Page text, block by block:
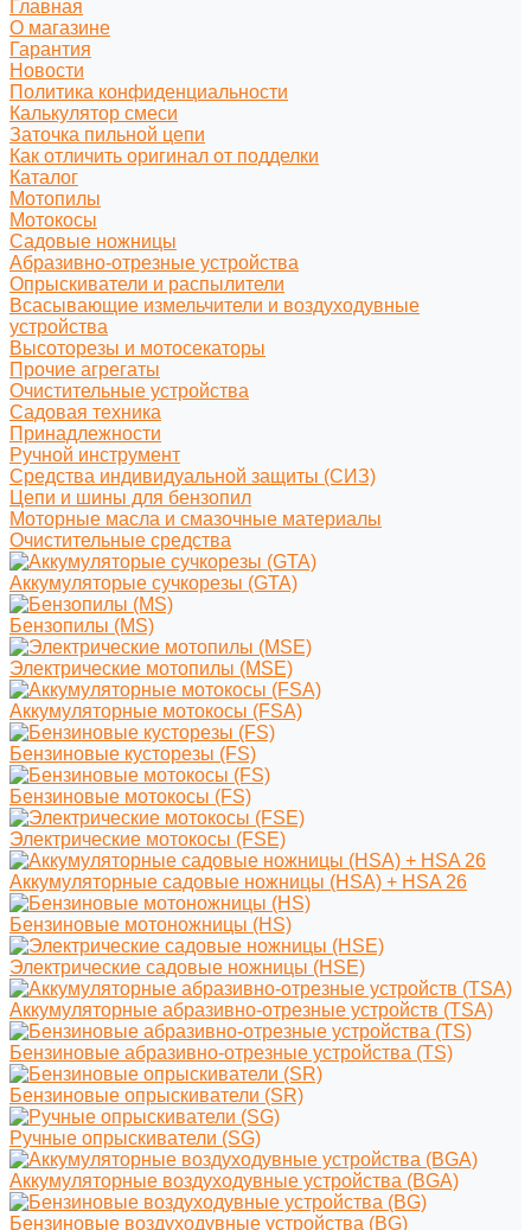
Главная
О магазине
Гарантия
Новости
Политика конфиденциальности
Калькулятор смеси
Заточка пильной цепи
Как отличить оригинал от подделки
Каталог
Мотопилы
Мотокосы
Садовые ножницы
Абразивно-отрезные устройства
Опрыскиватели и распылители
Всасывающие измельчители и воздуходувные
устройства
Высоторезы и мотосекаторы
Прочие агрегаты
Очистительные устройства
Садовая техника
Принадлежности
Ручной инструмент
Средства индивидуальной защиты (СИЗ)
Цепи и шины для бензопил
Моторные масла и смазочные материалы
Очистительные средства
Аккумуляторые сучкорезы (GTA)
Бензопилы (MS)
Электрические мотопилы (MSE)
Аккумуляторные мотокосы (FSA)
Бензиновые кусторезы (FS)
Бензиновые мотокосы (FS)
Электрические мотокосы (FSE)
Аккумуляторные садовые ножницы (HSA) + HSA 26
Бензиновые мотоножницы (HS)
Электрические садовые ножницы (HSE)
Аккумуляторные абразивно-отрезные устройств (TSA)
Бензиновые абразивно-отрезные устройства (TS)
Бензиновые опрыскиватели (SR)
Ручные опрыскиватели (SG)
Аккумуляторные воздуходувные устройства (BGA)
Бензиновые воздуходувные устройства (BG)